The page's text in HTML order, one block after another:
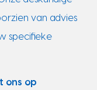
van advies
specifieke
ons op